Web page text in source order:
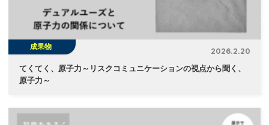
成果物
2026.2.20
てくてく、原子力～リスクコミュニケーションの視点から聞く、
原子力～